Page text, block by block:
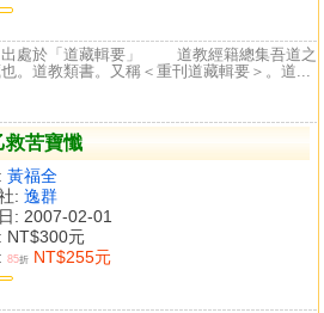
出處於「道藏輯要」 道教經籍總集吾道之
。道教類書。又稱＜重刊道藏輯要＞。道...
救苦寶懺
黃福全
: 逸群
: 2007-02-01
NT$300元
85折 NT$255元